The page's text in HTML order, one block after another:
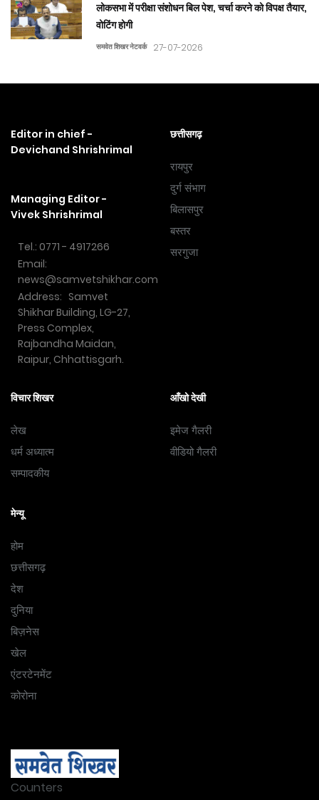
लोकसभा में परीक्षा संशोधन बिल पेश, चर्चा करने को विपक्ष तैयार,
वोटिंग होगी
समवेत शिखर नेटवर्क 27-07-2026
Editor in chief -
Devichand Shrishrimal
Managing Editor -
Vivek Shrishrimal
Tel.: 0771 - 4917266
Email:
news@samvetshikhar.com
Address: Samvet
Shikhar Building, LG-27,
Press Complex,
Rajbandha Maidan,
Raipur, Chhattisgarh.
छत्तीसगढ़
रायपुर
दुर्ग संभाग
बिलासपुर
बस्तर
सरगुजा
विचार शिखर
लेख
धर्म अध्यात्म
सम्पादकीय
आँखो देखी
इमेज गैलरी
वीडियो गैलरी
मेन्यू
होम
छत्तीसगढ़
देश
दुनिया
बिज़नेस
खेल
एंटरटेनमेंट
कोरोना
Counters